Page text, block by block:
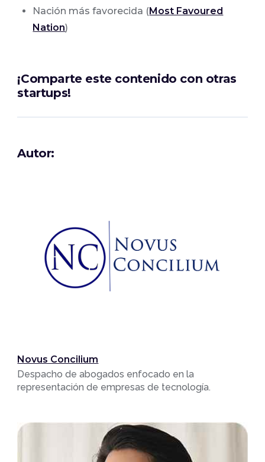
Nación más favorecida (Most Favoured
Nation)
¡Comparte este contenido con otras
startups!
Autor:
Novus Concilium
Despacho de abogados enfocado en la
representación de empresas de tecnología.